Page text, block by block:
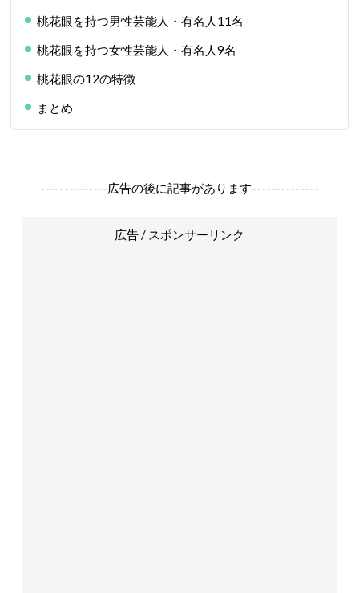
桃花眼を持つ男性芸能人・有名人11名
桃花眼を持つ女性芸能人・有名人9名
桃花眼の12の特徴
まとめ
--------------広告の後に記事があります--------------
広告 / スポンサーリンク